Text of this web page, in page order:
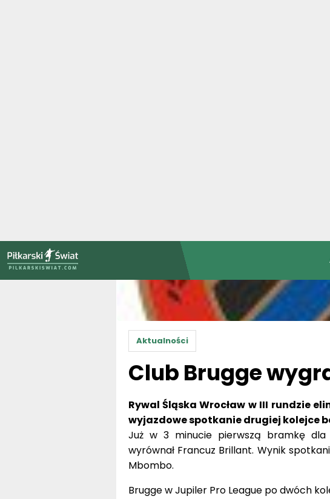
Aktualności
Club Brugge
Rywal Śląska Wrocław w III rundzie
wyjazdowe spotkanie drugiej kolejce
Już w 3 minucie pierwszą bramkę dla
wyrównał Francuz Brillant. Wynik
Mbombo.
Brugge w Jupiler Pro League po dwóch